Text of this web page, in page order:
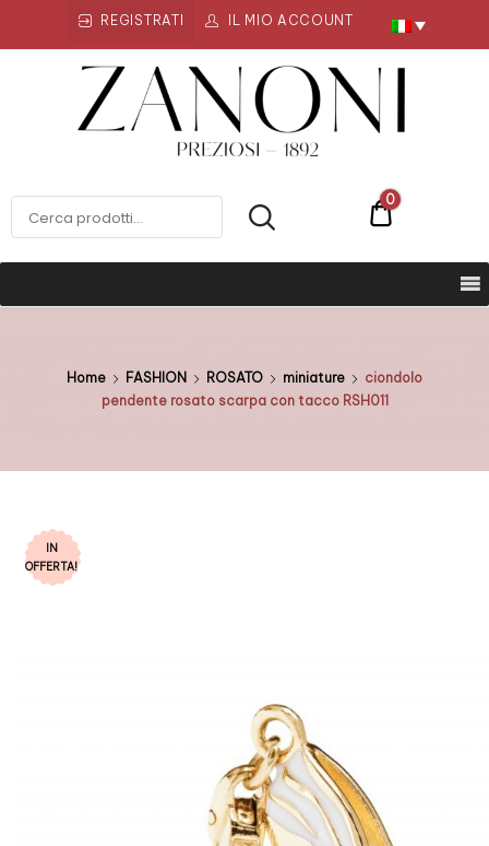
REGISTRATI IL MIO ACCOUNT
ZANONI PREZIOSI €0
0
Home FASHION ROSATO miniature
ciondolo
pendente rosato scarpa con tacco RSH011
IN
OFFERTA!